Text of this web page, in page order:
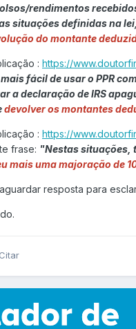
rendimentos
situações definidas na
do montante
: https://
fácil de usar o PPR
a declaração de IRS
devolver os montantes
: https://
frase: "Nestas situações,
mais uma majoração de
resposta para
Citar